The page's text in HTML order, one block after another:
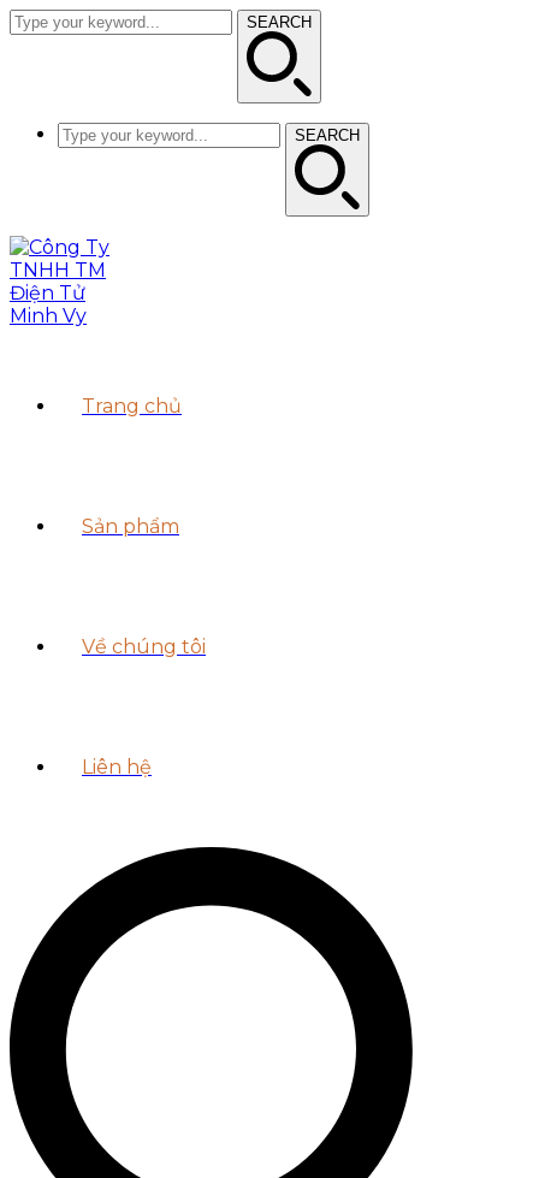
SEARCH
SEARCH
Trang chủ
Sản phẩm
Về chúng tôi
Liên hệ